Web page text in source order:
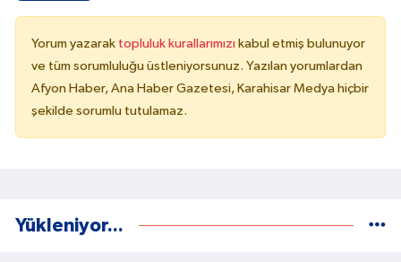
Yorum yazarak topluluk kurallarımızı kabul etmiş bulunuyor
ve tüm sorumluluğu üstleniyorsunuz. Yazılan yorumlardan
Afyon Haber, Ana Haber Gazetesi, Karahisar Medya hiçbir
şekilde sorumlu tutulamaz.
Yükleniyor...